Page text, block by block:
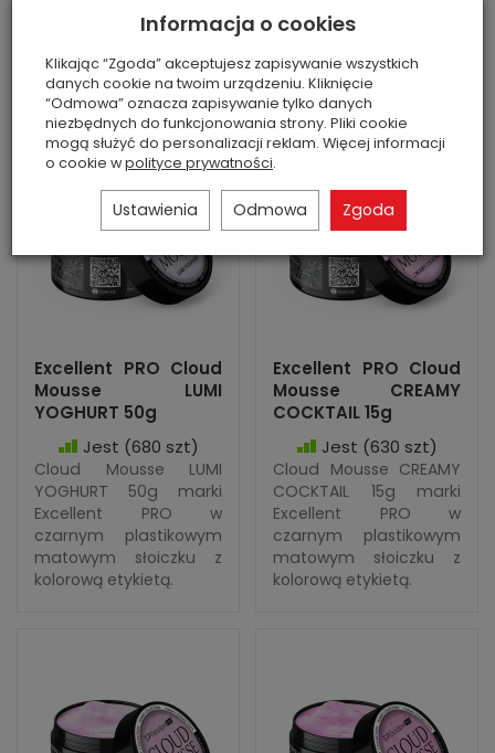
matowym słoiczku z
czarnym plastikowym
kolorową etykietą.
Excellent PRO Cloud
Mousse LUMI
YOGHURT 50g
Jest (680 szt)
Cloud Mousse LUMI
YOGHURT 50g marki
Excellent PRO w
czarnym plastikowym
matowym słoiczku z
kolorową etykietą.
Excellent PRO Cloud
Mousse CREAMY
COCKTAIL 15g
Jest (630 szt)
Cloud Mousse CREAMY
COCKTAIL 15g marki
Excellent PRO w
czarnym plastikowym
matowym słoiczku z
kolorową etykietą.
Informacja o cookies
Klikając “Zgoda” akceptujesz zapisywanie wszystkich
danych cookie na twoim urządzeniu. Kliknięcie
“Odmowa” oznacza zapisywanie tylko danych
niezbędnych do funkcjonowania strony. Pliki cookie
mogą służyć do personalizacji reklam. Więcej informacji
o cookie wpolityce prywatności.
Ustawienia Odmowa Zgoda